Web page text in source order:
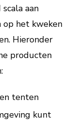
aan
op het kweken
Hieronder
producten
tenten
kunt